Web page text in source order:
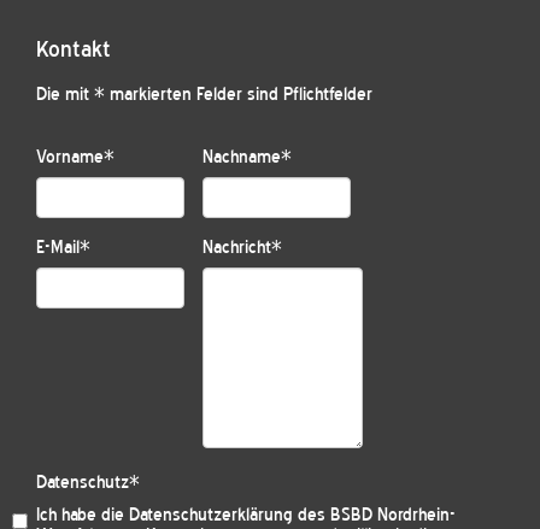
Kontakt
Die mit * markierten Felder sind Pflichtfelder
Vorname* Nachname*
E-Mail* Nachricht*
Datenschutz*
Ich habe die Datenschutzerklärung des BSBD Nordrhein-